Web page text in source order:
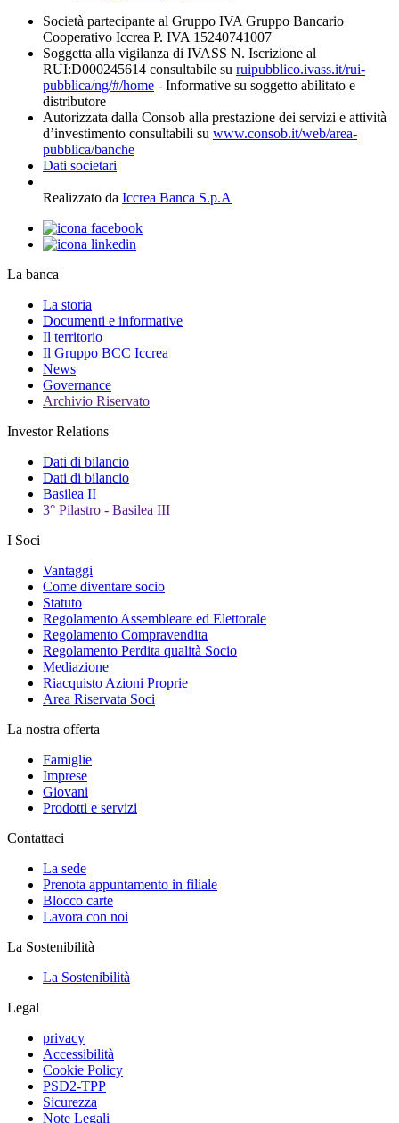
Società partecipante al Gruppo IVA Gruppo Bancario
Cooperativo Iccrea P. IVA 15240741007
Soggetta alla vigilanza di IVASS N. Iscrizione al
RUI:D000245614 consultabile su ruipubblico.ivass.it/rui-
pubblica/ng/#/home - Informative su soggetto abilitato e
distributore
Autorizzata dalla Consob alla prestazione dei servizi e attività
d’investimento consultabili su www.consob.it/web/area-
pubblica/banche
Dati societari
Realizzato da Iccrea Banca S.p.A
La banca
La storia
Documenti e informative
Il territorio
Il Gruppo BCC Iccrea
News
Governance
Archivio Riservato
Investor Relations
Dati di bilancio
Dati di bilancio
Basilea II
3° Pilastro - Basilea III
I Soci
Vantaggi
Come diventare socio
Statuto
Regolamento Assembleare ed Elettorale
Regolamento Compravendita
Regolamento Perdita qualità Socio
Mediazione
Riacquisto Azioni Proprie
Area Riservata Soci
La nostra offerta
Famiglie
Imprese
Giovani
Prodotti e servizi
Contattaci
La sede
Prenota appuntamento in filiale
Blocco carte
Lavora con noi
La Sostenibilità
La Sostenibilità
Legal
privacy
Accessibilità
Cookie Policy
PSD2-TPP
Sicurezza
Note Legali